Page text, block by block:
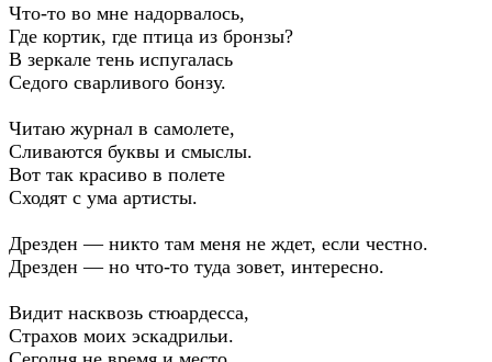
Что-то во мне надорвалось,
Где кортик, где птица из бронзы?
В зеркале тень испугалась
Седого сварливого бонзу.
Читаю журнал в самолете,
Сливаются буквы и смыслы.
Вот так красиво в полете
Сходят с ума артисты.
Дрезден — никто там меня не ждет, если честно.
Дрезден — но что-то туда зовет, интересно.
Видит насквозь стюардесса,
Страхов моих эскадрильи.